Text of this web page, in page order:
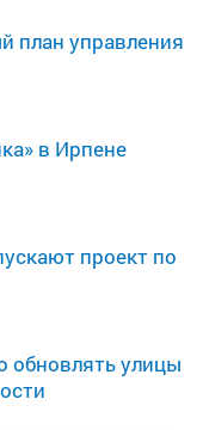
план управления
в Ирпене
проект по
обновлять улицы